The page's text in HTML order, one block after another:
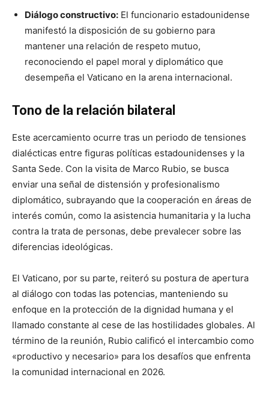
Diálogo constructivo: El funcionario estadounidense
manifestó la disposición de su gobierno para
mantener una relación de respeto mutuo,
reconociendo el papel moral y diplomático que
desempeña el Vaticano en la arena internacional.
Tono de la relación bilateral
Este acercamiento ocurre tras un periodo de tensiones
dialécticas entre figuras políticas estadounidenses y la
Santa Sede. Con la visita de Marco Rubio, se busca
enviar una señal de distensión y profesionalismo
diplomático, subrayando que la cooperación en áreas de
interés común, como la asistencia humanitaria y la lucha
contra la trata de personas, debe prevalecer sobre las
diferencias ideológicas.
El Vaticano, por su parte, reiteró su postura de apertura
al diálogo con todas las potencias, manteniendo su
enfoque en la protección de la dignidad humana y el
llamado constante al cese de las hostilidades globales. Al
término de la reunión, Rubio calificó el intercambio como
«productivo y necesario» para los desafíos que enfrenta
la comunidad internacional en 2026.